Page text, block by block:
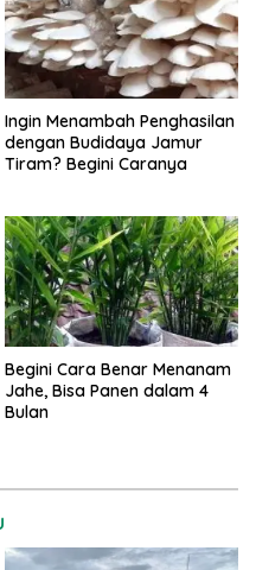
Ingin Menambah Penghasilan
dengan Budidaya Jamur
Tiram? Begini Caranya
Begini Cara Benar Menanam
Jahe, Bisa Panen dalam 4
Bulan